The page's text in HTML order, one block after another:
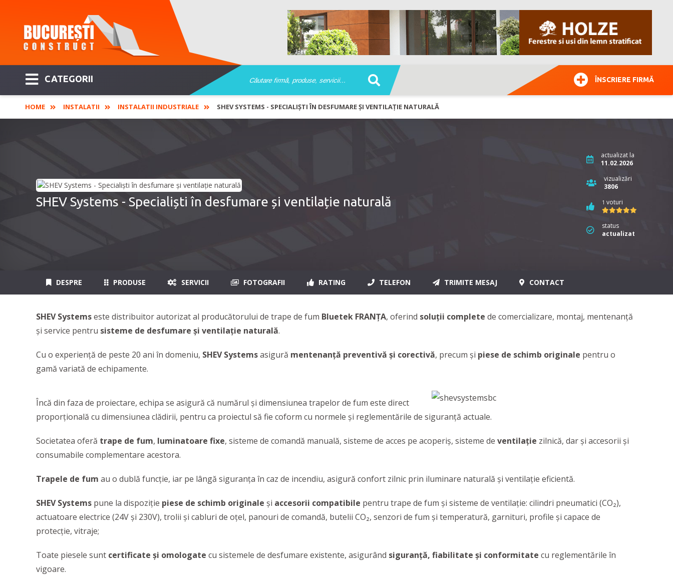
CATEGORII ÎNSCRIERE FIRMĂ
HOME INSTALATII INSTALATII INDUSTRIALE SHEV SYSTEMS - SPECIALIȘTI ÎN DESFUMARE ȘI VENTILAȚIE NATURALĂ
SHEV Systems - Specialiști în desfumare și ventilație naturală
actualizat la
11.02.2026
vizualizări
3806
1 voturi
status
actualizat
DESPRE PRODUSE SERVICII FOTOGRAFII RATING TELEFON TRIMITE MESAJ CONTACT
SHEV Systemseste distribuitor autorizat al producătorului de trape de fum Bluetek FRANȚA, oferind soluții complete de comercializare, montaj, mentenanță
și service pentru sisteme de desfumare și ventilație naturală.
Cu o experiență de peste 20 ani în domeniu, SHEV Systemsasigură mentenanță preventivă și corectivă, precum și piese de schimb originale pentru o
gamă variată de echipamente.
Încă din faza de proiectare, echipa se asigură că numărul şi dimensiunea trapelor de fum este direct
proporţională cu dimensiunea clădirii, pentru ca proiectul să fie coform cu normele şi reglementările de siguranță actuale.
Societatea oferă trape de fum, luminatoare fixe, sisteme de comandă manuală, sisteme de acces pe acoperiş, sisteme de ventilaţie zilnică, dar şi accesorii şi
consumabile complementare acestora.
Trapele de fum au o dublă funcţie, iar pe lângă siguranţa în caz de incendiu, asigură confort zilnic prin iluminare naturală şi ventilaţie eficientă.
SHEV Systems pune la dispoziție piese de schimb originale și accesorii compatibile pentru trape de fum și sisteme de ventilație: cilindri pneumatici (CO₂),
actuatoare electrice (24V și 230V), trolii și cabluri de oțel, panouri de comandă, butelii CO₂, senzori de fum și temperatură, garnituri, profile și capace de
protecție, vitraje;
Toate piesele sunt certificate și omologate cu sistemele de desfumare existente, asigurând siguranță, fiabilitate și conformitate cu reglementările în
vigoare.